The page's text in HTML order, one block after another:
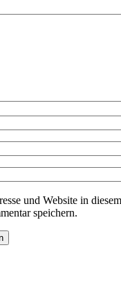
und Website in
speichern.